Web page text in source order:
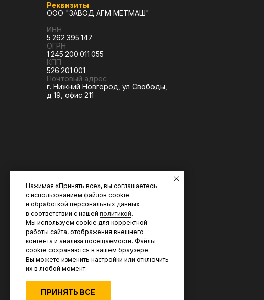
Реквизиты
ООО "ЗАВОД АГМ МЕТМАШ"
ИНН
5 262 395 147
ОГРН
1 245 200 011 055
КПП
526 201 001
Почтовый адрес
г. Нижний Новгород, ул Свободы,
д 19, офис 211
Нажимая «Принять все», вы соглашаетесь
с использованием файлов cookie
и обработкой персональных данных
в соответствии с нашей политикой.
Мы используем cookie для корректной
работы сайта, отображения внешнего
контента и анализа посещаемости. Файлы
cookie сохраняются в вашем браузере.
Вы можете изменить настройки или отключить
их в любой момент.
ПРИНЯТЬ ВСЕ